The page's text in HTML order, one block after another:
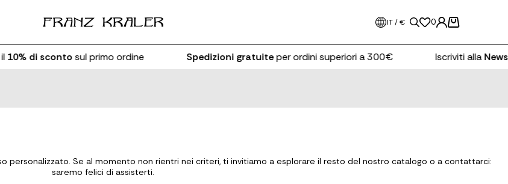
IT / € 0
10% di scontosul primo ordine Spedizioni gratuiteper ordini superiori a 300€ Iscriviti alla
Se al momento non rientri nei criteri, ti invitiamo a esplorare il resto del nostro catalogo o a contattarci:
saremo felici di assisterti.